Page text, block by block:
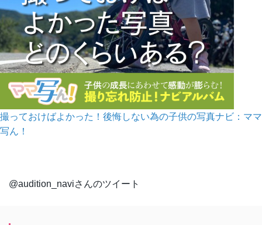
撮っておけばよかった！後悔しない為の子供の写真ナビ：ママ
写ん！
@audition_naviさんのツイート